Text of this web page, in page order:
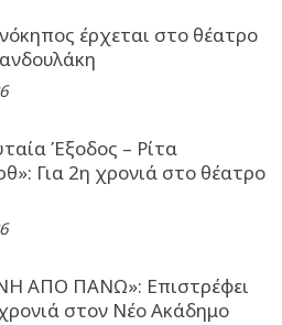
έρχεται στο θέατρο
Έξοδος – Ρίτα
Για 2η χρονιά στο θέατρο
ΑΠΟ ΠΑΝΩ»: Επιστρέφει
στον Νέο Ακάδημο